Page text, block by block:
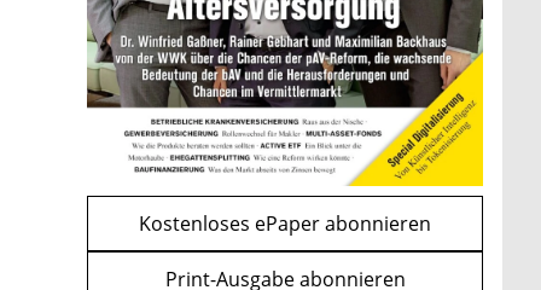
WEITERE ARTIKEL
zurückweiter
und CLARITY Act geben die
Richtung vor
mehr
Kostenloses ePaper abonnieren
Print-Ausgabe abonnieren